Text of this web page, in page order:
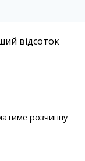
відсоток
розчинну